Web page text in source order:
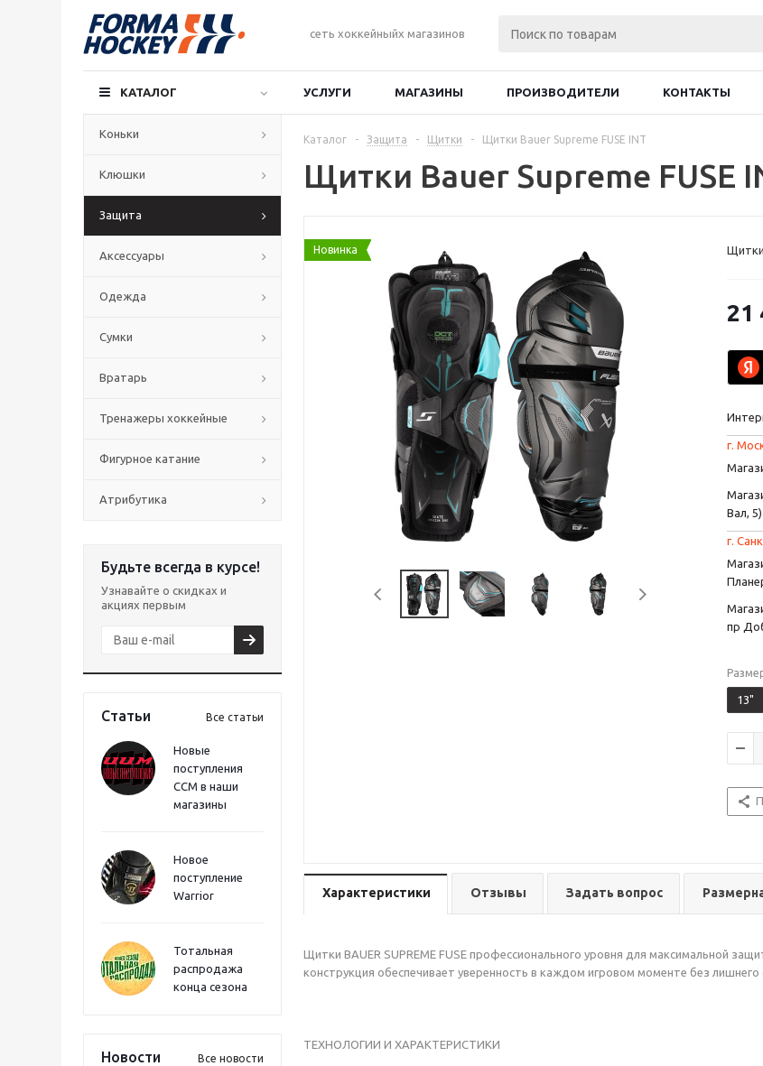
сеть хоккейныйх магазинов
КАТАЛОГ УСЛУГИ МАГАЗИНЫ ПРОИЗВОДИТЕЛИ КОНТАКТЫ
Коньки
Клюшки
Защита
Аксессуары
Одежда
Сумки
Вратарь
Тренажеры хоккейные
Фигурное катание
Атрибутика
Будьте всегда в курсе!
Узнавайте о скидках и
акциях первым
Статьи Все статьи
Новые
поступления
CCM в наши
магазины
Новое
поступление
Warrior
Тотальная
распродажа
конца сезона
Новости Все новости
Каталог - Защита - Щитки - Щитки Bauer Supreme FUSE INT
Щитки Bauer Supreme FUSE
Новинка Щитки
21
г.
Вал, 5)
г.
пр
13"
Характеристики Отзывы Задать вопрос
Щитки BAUER SUPREME FUSE профессионального уровня для максимальной
конструкция обеспечивает уверенность в каждом игровом моменте без
ТЕХНОЛОГИИ И ХАРАКТЕРИСТИКИ